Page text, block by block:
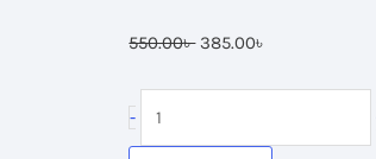
550.00৳Original
385.00৳
-
Ultra